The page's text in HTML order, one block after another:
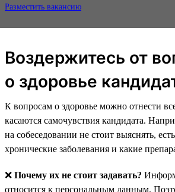
Разместить вакансию
Воздержитесь от
о здоровье
К вопросам о здоровье можно отнести
касаются самочувствия кандидата.
на собеседовании не стоит выяснять,
хронические заболевания и какие
❌ Почему их не стоит задавать?
относится к персональным данным.